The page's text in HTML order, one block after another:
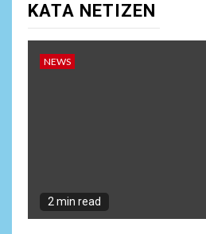
KATA NETIZEN
NEWS
2 min read